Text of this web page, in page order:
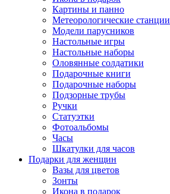
Картины и панно
Метеорологические станции
Модели парусников
Настольные игры
Настольные наборы
Оловянные солдатики
Подарочные книги
Подарочные наборы
Подзорные трубы
Ручки
Статуэтки
Фотоальбомы
Часы
Шкатулки для часов
Подарки для женщин
Вазы для цветов
Зонты
Икона в подарок